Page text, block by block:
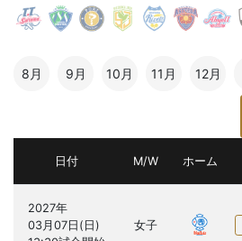
8月 9月 10月 11月 12月
日付 M/W ホーム
2027年
03月07日(日)
女子